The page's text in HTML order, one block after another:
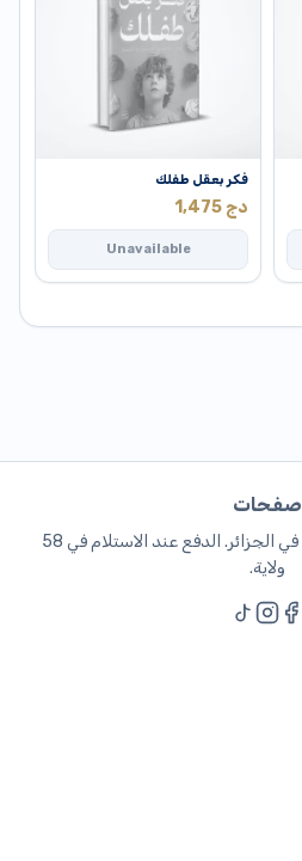
فكر بعقل طفلك
1,475 دج
Unavailable
صفحات
وجهتك للتسوق عبر الإنترنت في الجزائر. الدفع عند الاستلام في 58
ولاية.